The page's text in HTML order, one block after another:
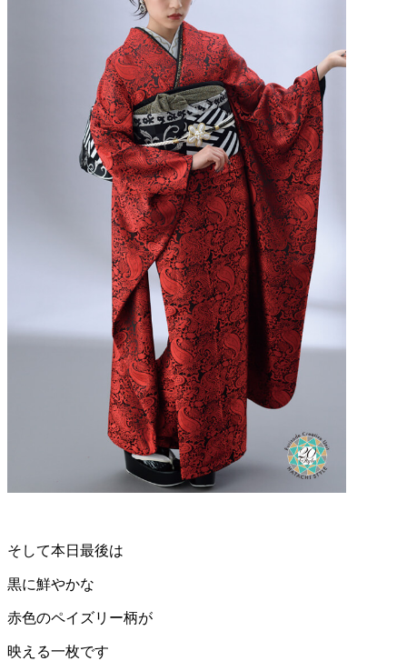
そして本日最後は
黒に鮮やかな
赤色のペイズリー柄が
映える一枚です